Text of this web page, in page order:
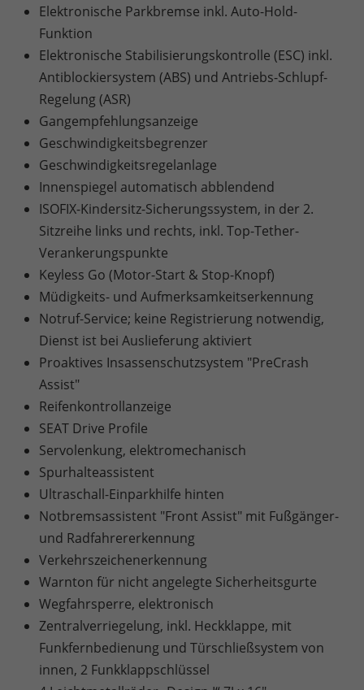
Elektronische Parkbremse inkl. Auto-Hold-
Funktion
Elektronische Stabilisierungskontrolle (ESC) inkl.
Antiblockiersystem (ABS) und Antriebs-Schlupf-
Regelung (ASR)
Gangempfehlungsanzeige
Geschwindigkeitsbegrenzer
Geschwindigkeitsregelanlage
Innenspiegel automatisch abblendend
ISOFIX-Kindersitz-Sicherungssystem, in der 2.
Sitzreihe links und rechts, inkl. Top-Tether-
Verankerungspunkte
Keyless Go (Motor-Start & Stop-Knopf)
Müdigkeits- und Aufmerksamkeitserkennung
Notruf-Service; keine Registrierung notwendig,
Dienst ist bei Auslieferung aktiviert
Proaktives Insassenschutzsystem "PreCrash
Assist"
Reifenkontrollanzeige
SEAT Drive Profile
Servolenkung, elektromechanisch
Spurhalteassistent
Ultraschall-Einparkhilfe hinten
Notbremsassistent "Front Assist" mit Fußgänger-
und Radfahrererkennung
Verkehrszeichenerkennung
Warnton für nicht angelegte Sicherheitsgurte
Wegfahrsperre, elektronisch
Zentralverriegelung, inkl. Heckklappe, mit
Funkfernbedienung und Türschließsystem von
innen, 2 Funkklappschlüssel